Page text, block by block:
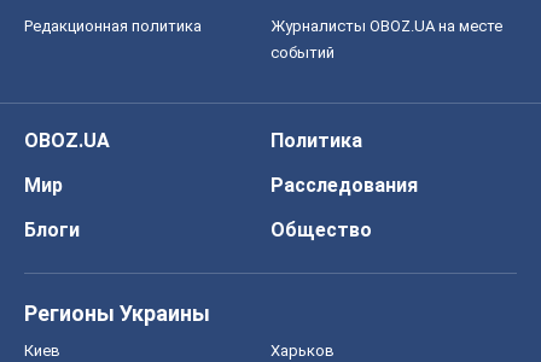
Редакционная политика
Журналисты OBOZ.UA на месте
событий
OBOZ.UA
Политика
Мир
Расследования
Блоги
Общество
Регионы Украины
Киев Харьков